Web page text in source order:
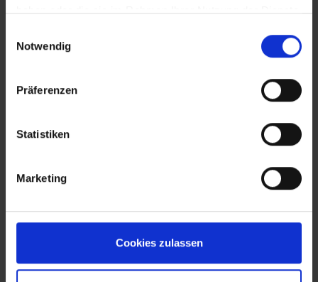
haben oder die sie im Rahmen Ihrer Nutzung der Dienste
Notwendig
Präferenzen
Statistiken
Marketing
Cookies zulassen